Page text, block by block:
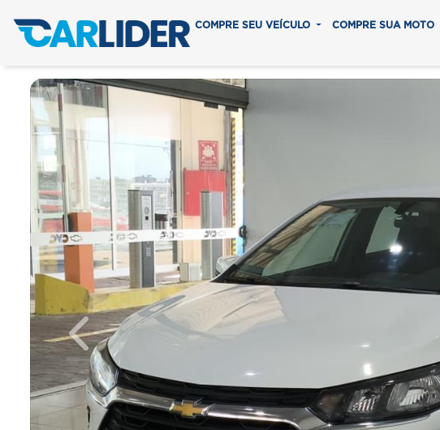
COMPRE SEU VEÍCULO COMPRE SUA MOTO
Previous